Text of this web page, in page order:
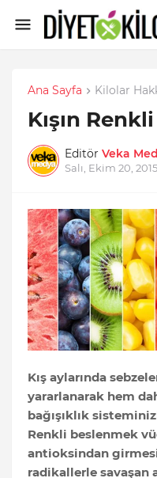
Ana Sayfa Kilolar
Kışın
Editör Veka
Salı, Ekim 20, 2015
Kış aylarında
yararlanarak hem
bağışıklık
Renkli beslenmek
antioksindan
radikallerle savaşan